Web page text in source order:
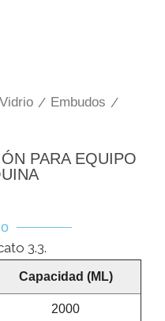
/ Embudos /
PARA EQUIPO
3.3.
Capacidad (ML)
2000